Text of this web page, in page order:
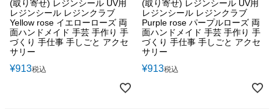
(取り寄せ) レジンシール UV用
レジンシール レジンクラブ
Yellow rose イエローローズ 両
面ハンドメイド 手芸 手作り 手
づくり 手仕事 手しごと アクセ
サリー
¥913税込
(取り寄せ) レジンシール UV用
レジンシール レジンクラブ
Purple rose パープルローズ 両
面ハンドメイド 手芸 手作り 手
づくり 手仕事 手しごと アクセ
サリー
¥913税込